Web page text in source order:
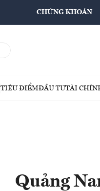
CHỨNG KHOÁN
TIÊU ĐIỂMĐẦU TƯTÀI
Quảng